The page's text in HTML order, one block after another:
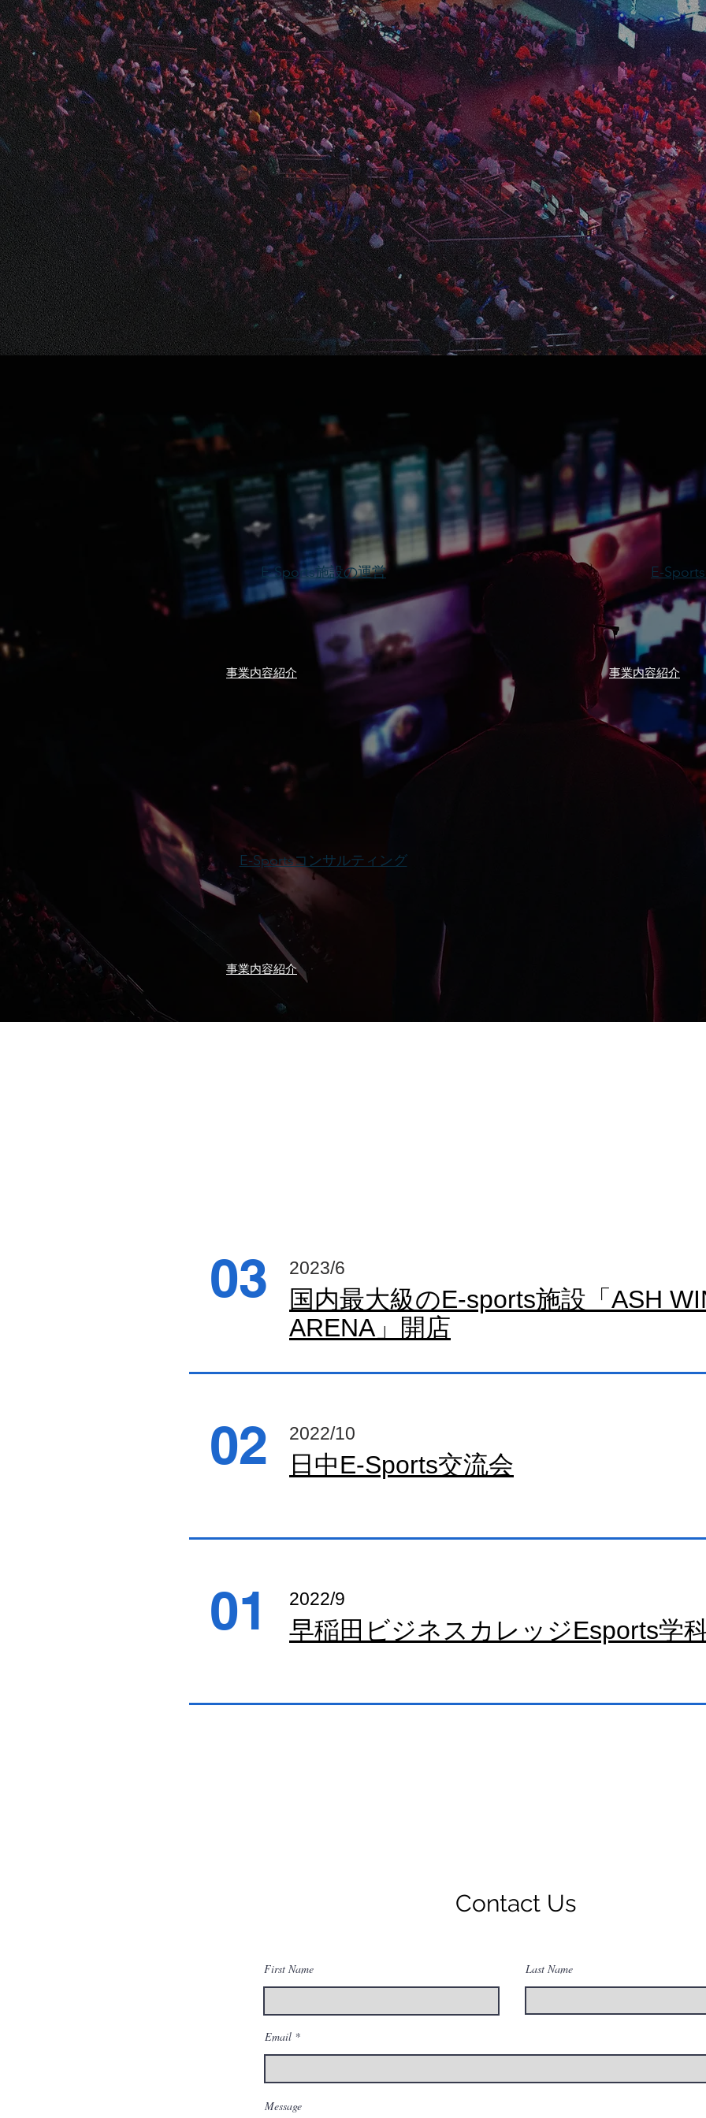
E-SportsとEntertainmentを融合し新たな
サービス内容
E-Sports施設の運営
​事業内容紹介
E-
​事業内容紹介
E-Sportsコンサルティング
​事業内容紹介
03 2023/6
国内最大級のE-sports施設「ASH
ARENA」開店
02 2022/10
日中E-Sports交流会
01 2022/9
早稲田ビジネスカレッジEsports学
Contact Us
First Name Last Name
Email
Message